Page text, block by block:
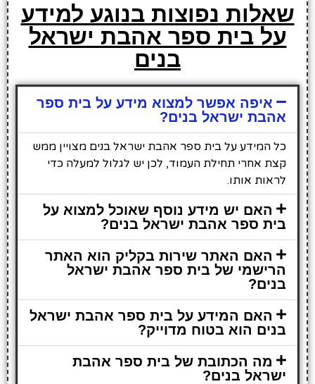
שאלות נפוצות בנוגע למידע
על בית ספר אהבת ישראל
בנים
איפה אפשר למצוא מידע על בית ספר
אהבת ישראל בנים?
כל המידע על בית ספר אהבת ישראל בנים מצויין ממש
קצת אחרי תחילת העמוד, לכן יש לגלול למעלה כדי
לראות אותו.
האם יש מידע נוסף שאוכל למצוא על
בית ספר אהבת ישראל בנים?
האם האתר שירות בקליק הוא האתר
הרישמי של בית ספר אהבת ישראל
בנים?
האם המידע על בית ספר אהבת ישראל
בנים הוא בטוח מדוייק?
מה הכתובת של בית ספר אהבת
ישראל בנים?